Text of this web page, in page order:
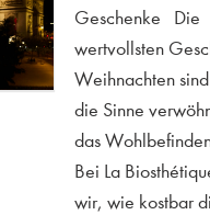
Geschenke Die
wertvollsten
Weihnachten
die Sinne
das
Bei La
wir, wie kostbar